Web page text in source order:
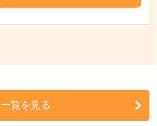
一覧を見る